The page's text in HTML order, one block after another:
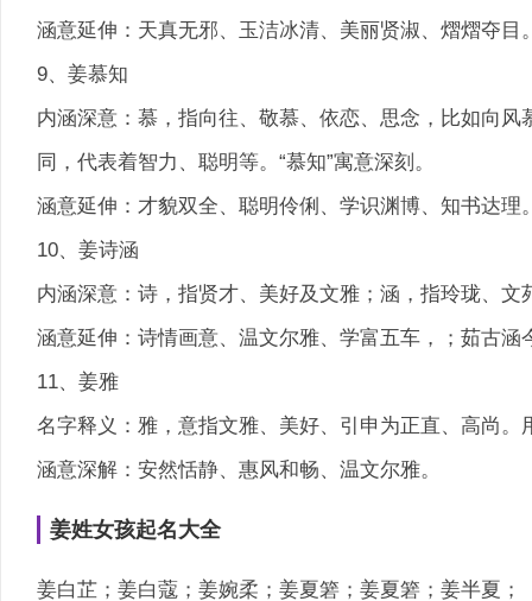
涵意延伸：天真无邪、玉洁冰清、美丽贤淑、熠熠夺目
9、姜慕知
内涵深意：慕，指向往、敬慕、依恋、思念，比如向
同，代表着智力、聪明等。“慕知”寓意深刻。
涵意延伸：才貌双全、聪明伶俐、学识渊博、知书达理
10、姜诗涵
内涵深意：诗，指贤才、美好及文雅；涵，指玲珑、文
涵意延伸：诗情画意、温文尔雅、学富五车，；茹古涵
11、姜雅
名字释义：雅，意指文雅、美好、引申为正直、高尚
涵意深解：安然恬静、惠风和畅、温文尔雅。
姜姓女孩起名大全
姜白芷；姜白蔻；姜婉柔；姜夏箬；姜夏箬；姜半夏；